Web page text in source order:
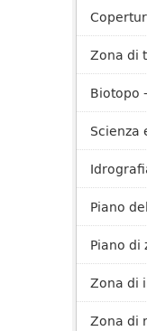
Zona di
Biotopo -
Scienza
Piano
Piano di
Zona di
Zona di